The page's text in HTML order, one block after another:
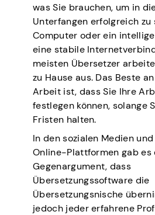
was Sie brauchen, um in
Unterfangen erfolgreich zu
Computer oder ein
eine stabile
meisten Übersetzer
zu Hause aus. Das Beste
Arbeit ist, dass Sie Ihre
festlegen können, solange
Fristen halten.
In den sozialen Medien
Online-Plattformen gab es
Gegenargument, dass
Übersetzungssoftware die
Übersetzungsnische
jedoch jeder erfahrene